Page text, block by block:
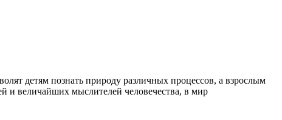
детям познать природу различных процессов, а взрослым
и величайших мыслителей человечества, в мир